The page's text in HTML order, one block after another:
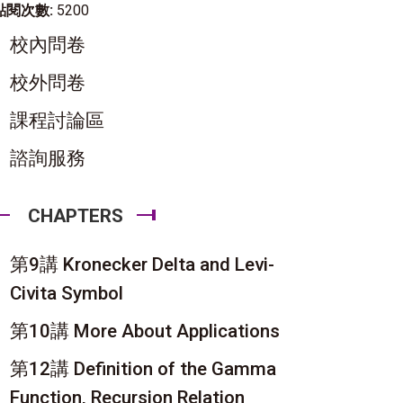
閱次數: 5200
校內問卷
校外問卷
課程討論區
諮詢服務
CHAPTERS
第9講 Kronecker Delta and Levi-
Civita Symbol
第10講 More About Applications
第12講 Definition of the Gamma
Function, Recursion Relation